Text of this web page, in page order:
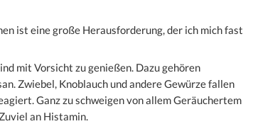
ist eine große Herausforderung, der ich mich fast
mit Vorsicht zu genießen. Dazu gehören
Zwiebel, Knoblauch und andere Gewürze fallen
Ganz zu schweigen von allem Geräuchertem
an Histamin.